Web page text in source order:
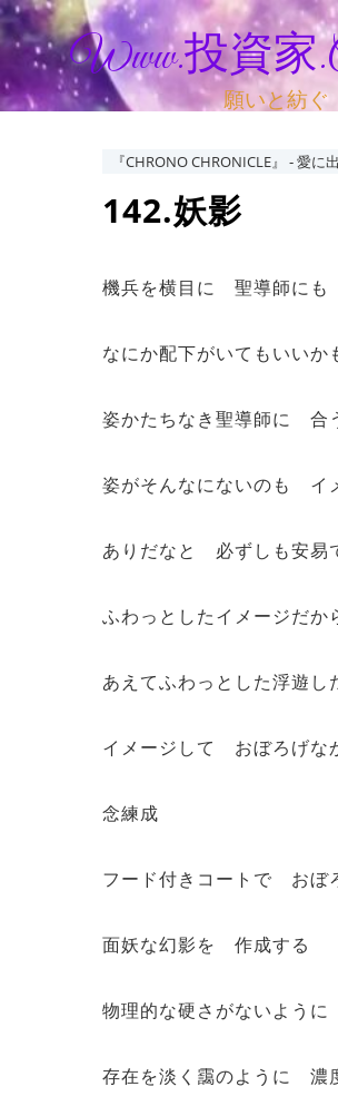
Www.投資家
願いと紡ぐ
『CHRONO CHRONICLE』 ‐ 愛
142.妖影
機兵を横目に 聖導師にも
なにか配下がいてもいいか
姿かたちなき聖導師に 合
姿がそんなにないのも イ
ありだなと 必ずしも安易
ふわっとしたイメージだか
あえてふわっとした浮遊し
イメージして おぼろげな
念練成
フード付きコートで おぼ
面妖な幻影を 作成する
物理的な硬さがないように
存在を淡く靄のように 濃